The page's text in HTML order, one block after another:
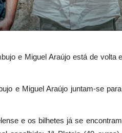
e Miguel Araújo está de
e Miguel Araújo juntam-se
e os bilhetes já se